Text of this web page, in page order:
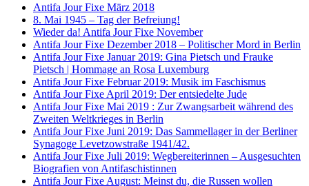
Antifa Jour Fixe März 2018
8. Mai 1945 – Tag der Befreiung!
Wieder da! Antifa Jour Fixe November
Antifa Jour Fixe Dezember 2018 – Politischer Mord in Berlin
Antifa Jour Fixe Januar 2019: Gina Pietsch und Frauke
Pietsch | Hommage an Rosa Luxemburg
Antifa Jour Fixe Februar 2019: Musik im Faschismus
Antifa Jour Fixe April 2019: Der entsiedelte Jude
Antifa Jour Fixe Mai 2019 : Zur Zwangsarbeit während des
Zweiten Weltkrieges in Berlin
Antifa Jour Fixe Juni 2019: Das Sammellager in der Berliner
Synagoge Levetzowstraße 1941/42.
Antifa Jour Fixe Juli 2019: Wegbereiterinnen – Ausgesuchten
Biografien von Antifaschistinnen
Antifa Jour Fixe August: Meinst du, die Russen wollen